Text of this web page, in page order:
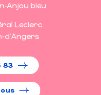
Anjou bleu
Leclerc
d'Angers
83